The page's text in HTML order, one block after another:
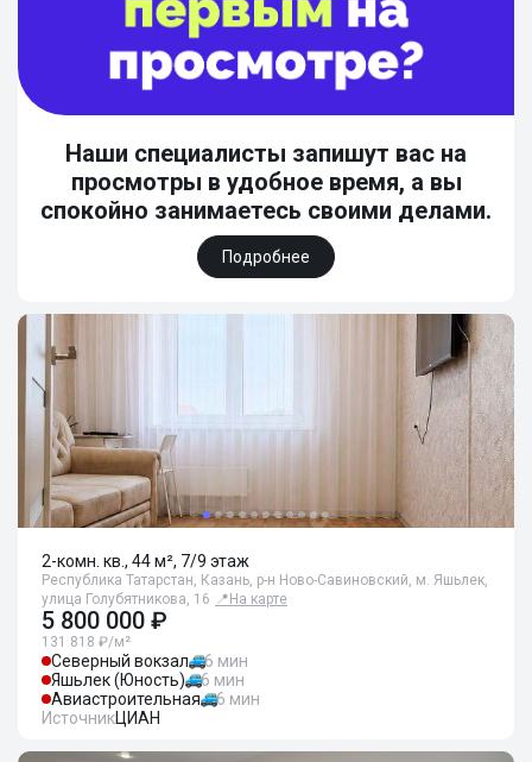
Наши специалисты запишут вас на
просмотры в удобное время, а вы
спокойно занимаетесь своими делами.
Подробнее
2-комн. кв., 44 м², 7/9 этаж
Республика Татарстан, Казань, р-н Ново-Савиновский, м. Яшьлек,
улица Голубятникова, 16 📍 На карте
5 800 000 ₽
131 818 ₽/м²
Северный вокзал
6 мин
Яшьлек (Юность)
6 мин
Авиастроительная
6 мин
ИсточникЦИАН